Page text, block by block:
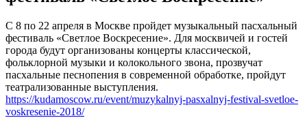
С 8 по 22 апреля в Москве пройдет музыкальный пасхальный
фестиваль «Светлое Воскресение». Для москвичей и гостей
города будут организованы концерты классической,
фольклорной музыки и колокольного звона, прозвучат
пасхальные песнопения в современной обработке, пройдут
театрализованные выступления.
https://kudamoscow.ru/event/muzykalnyj-pasxalnyj-festival-svetloe-
voskresenie-2018/